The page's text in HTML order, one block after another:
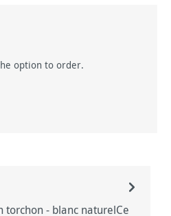
option to order.
torchon - blanc naturelCe